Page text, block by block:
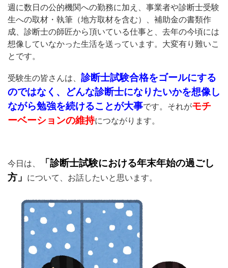
週に数日の公的機関への勤務に加え、事業者や診断士受験
生への取材・執筆（地方取材を含む）、補助金の書類作
成、診断士の師匠から頂いている仕事と、去年の今頃には
想像していなかった生活を送っています。大変有り難いこ
とです。
受験生の皆さんは、 診断士試験合格をゴールにする
のではなく、どんな診断士になりたいかを想像し
ながら勉強を続けることが大事です。それがモチ
ーベーションの維持につながります。
今日は、
「診断士試験における年末年始の過ごし
方」
について、お話したいと思います。